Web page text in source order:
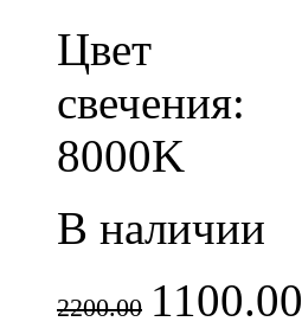
Цвет
свечения:
8000K
В наличии
2200.00 1100.00